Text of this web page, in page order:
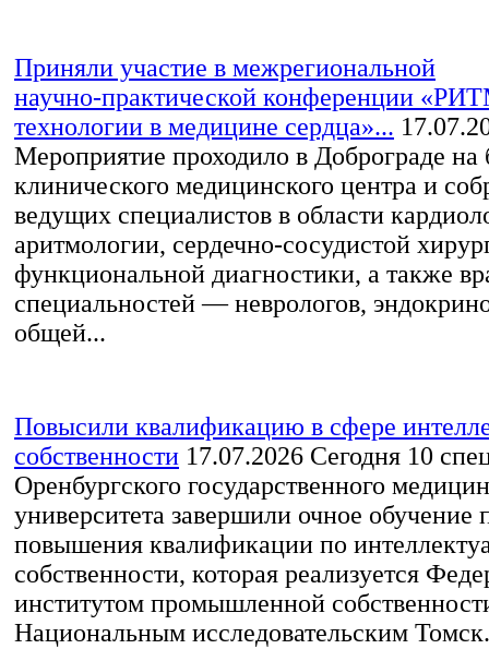
Приняли участие в межрегиональной
научно‑практической конференции
технологии в медицине сердца»...
Мероприятие проходило в Доброграде на
клинического медицинского центра и
ведущих специалистов в области
аритмологии, сердечно‑сосудистой
функциональной диагностики, а также
специальностей — неврологов,
общей...
Повысили квалификацию в сфере
собственности 17.07.2026 Сегодня 10
Оренбургского государственного
университета завершили очное обучение
повышения квалификации по
собственности, которая реализуется
институтом промышленной
Национальным исследовательским